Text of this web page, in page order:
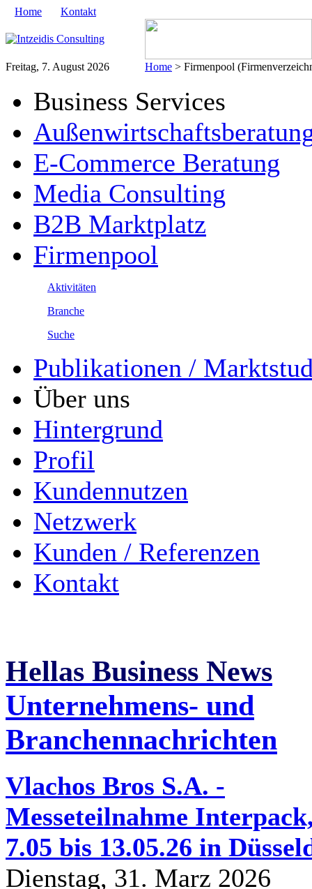
Home Kontakt
Freitag, 7. August 2026 Home > Firmenpool
Business Services
E-Commerce Beratung
Media Consulting
B2B Marktplatz
Firmenpool
Aktivitäten
Branche
Suche
Publikationen /
Über uns
Hintergrund
Profil
Kundennutzen
Netzwerk
Kunden / Referenzen
Kontakt
Hellas Business News
Unternehmens- und
Branchennachrichten
Vlachos Bros S.A. -
Messeteilnahme
7.05 bis 13.05.26 in
Dienstag, 31. Marz 2026